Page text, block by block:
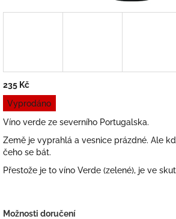
235 Kč
Měrná
cena:
Vyprodáno
Víno verde ze severního Portugalska.
Země je vyprahlá a vesnice prázdné. Ale
čeho se bát.
Přestože je to víno Verde (zelené), je ve
Možnosti doručení